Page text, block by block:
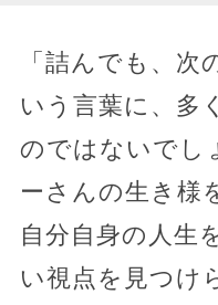
「詰んでも、次
いう言葉に、多
のではないでし
ーさんの生き様
自分自身の人生
い視点を見つけ